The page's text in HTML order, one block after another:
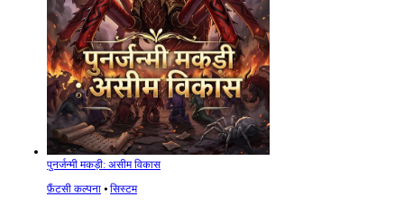
पुनर्जन्मी मकड़ी: असीम विकास
फ़ैंटसी कल्पना ⦁ सिस्टम